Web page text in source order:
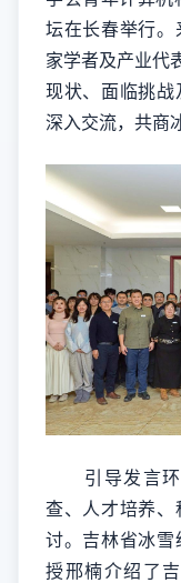
坛在长春举行
家学者及产业代
现状、面临挑
深入交流，共商
引导发言环
查、人才培养
讨。吉林省冰
授邢楠介绍了